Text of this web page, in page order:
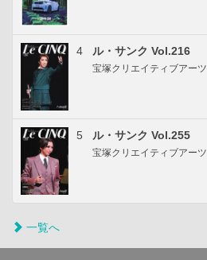
4 ル・サンク Vol.216
宝塚クリエイティブアーツ
5 ル・サンク Vol.255
宝塚クリエイティブアーツ
一覧へ